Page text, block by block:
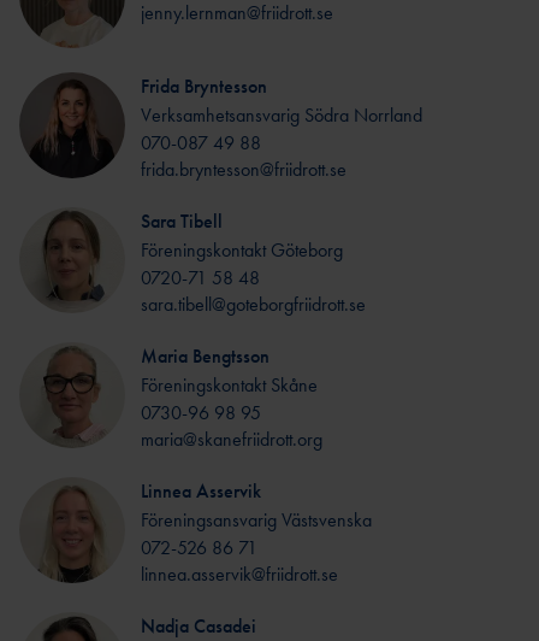
jenny.lernman@friidrott.se
Frida Bryntesson
Verksamhetsansvarig Södra Norrland
070-087 49 88
frida.bryntesson@friidrott.se
Sara Tibell
Föreningskontakt Göteborg
0720-71 58 48
sara.tibell@goteborgfriidrott.se
Maria Bengtsson
Föreningskontakt Skåne
0730-96 98 95
maria@skanefriidrott.org
Linnea Asservik
Föreningsansvarig Västsvenska
072-526 86 71
linnea.asservik@friidrott.se
Nadja Casadei